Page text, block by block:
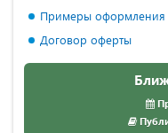
Примеры оформления
Договор оферты